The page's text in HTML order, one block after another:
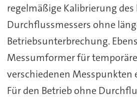
regelmäßige Kalibrierung
Durchflussmessers ohne
Betriebsunterbrechung.
Messumformer für
verschiedenen Messpunkten
Für den Betrieb ohne